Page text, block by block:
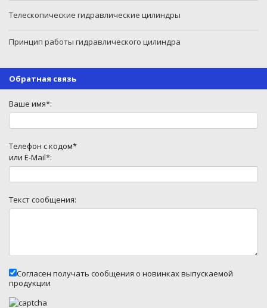
Телескопические гидравлические цилиндры
Принцип работы гидравлического цилиндра
Обратная связь
Ваше имя*:
Телефон с кодом*
или E-Mail*:
Текст сообщения:
Согласен получать сообщения о новинках выпускаемой
продукции